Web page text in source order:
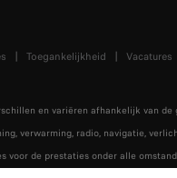
Toegankelijkheid Vacatures
en variëren afhankelijk van
verwarming, radio, navigatie,
de prestaties onder alle